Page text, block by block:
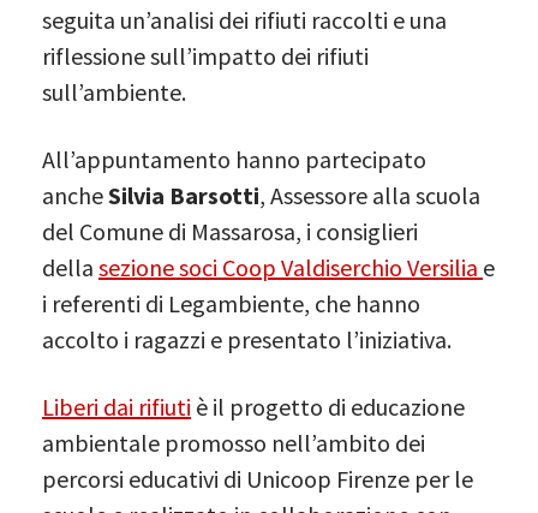
seguita un’analisi dei rifiuti raccolti e una
riflessione sull’impatto dei rifiuti
sull’ambiente.
All’appuntamento hanno partecipato
ancheSilvia Barsotti, Assessore alla scuola
del Comune di Massarosa, i consiglieri
della sezione soci Coop Valdiserchio Versilia e
i referenti di Legambiente, che hanno
accolto i ragazzi e presentato l’iniziativa.
Liberi dai rifiuti è il progetto di educazione
ambientale promosso nell’ambito dei
percorsi educativi di Unicoop Firenze per le